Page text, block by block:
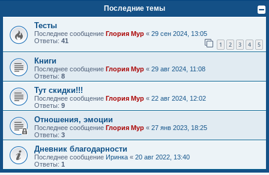
Последние темы
Тесты
Последнее сообщение Глория Мур « 29 сен 2024, 13:05
Ответы: 41 1 2 3 4 5
Книги
Последнее сообщение Глория Мур « 29 авг 2024, 11:08
Ответы: 8
Тут скидки!!!
Последнее сообщение Глория Мур « 22 авг 2024, 12:02
Ответы: 9
Отношения, эмоции
Последнее сообщение Глория Мур « 27 янв 2023, 18:25
Ответы: 3
Дневник благодарности
Последнее сообщение Иринка « 20 авг 2022, 13:40
Ответы: 1